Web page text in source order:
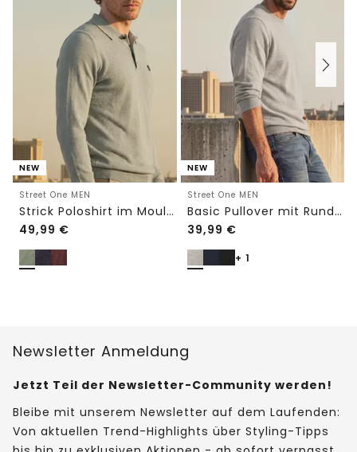
NEW
Street One MEN
Strick Poloshirt im Mouliné Look
49,99 €
NEW
Street One MEN
Basic Pullover mit Rundhals in Unifarbe
39,99 €
+ 1
Newsletter Anmeldung
Jetzt Teil der Newsletter-Community werden!
Bleibe mit unserem Newsletter auf dem Laufenden:
Von aktuellen Trend-Highlights über Styling-Tipps